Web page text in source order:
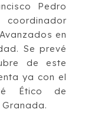
Pedro
coordinador
en
Se prevé
de este
ya con el
Ético de